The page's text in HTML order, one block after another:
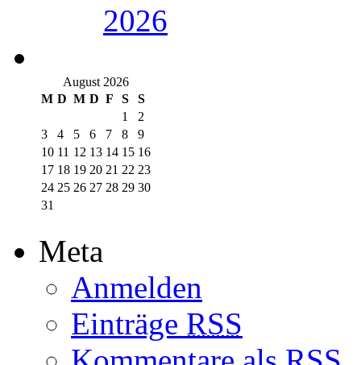
2026
August 2026
M D M D F S
S
1
2
3
4 5 6 7 8
9
10 11 12 13 14 15 16
17 18 19 20 21 22 23
24 25 26 27 28 29 30
31
Meta
Anmelden
Einträge RSS